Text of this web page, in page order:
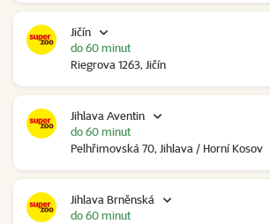
Jičín
Riegrova 1263, Jičín
do 60 minut
Jihlava Aventin
Pelhřimovská 70, Jihlava / Horní Kosov
do 60 minut
Jihlava Brněnská
do 60 minut